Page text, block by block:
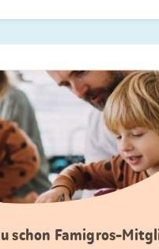
schon Famigros-